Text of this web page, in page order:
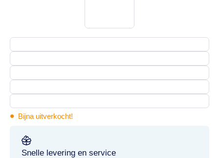
• Bijna uitverkocht!
Snelle levering en service